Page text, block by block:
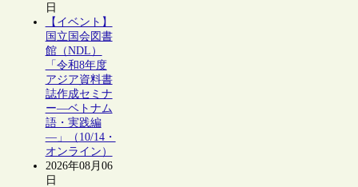
日
【イベント】
国立国会図書
館（NDL）
「令和8年度
アジア資料書
誌作成セミナ
ー―ベトナム
語・実践編
―」（10/14・
オンライン）
2026年08月06
日